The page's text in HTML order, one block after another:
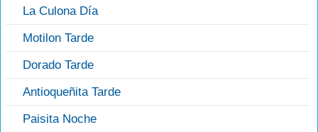
La Culona Día
Motilon Tarde
Dorado Tarde
Antioqueñita Tarde
Paisita Noche